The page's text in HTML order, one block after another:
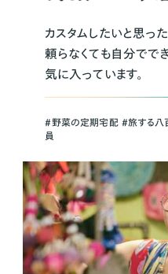
カスタムしたいと思った
頼らなくても自分でで
気に入っています。
＃野菜の定期宅配 ＃旅する
員